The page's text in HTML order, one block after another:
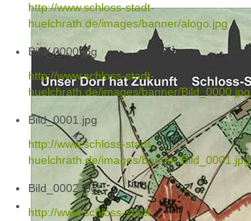
http://www.schloss-stadt-
huelchrath.de/images/banner/alogo.jpg
Bild_0000.jpg
http://www.schloss-stadt-
huelchrath.de/images/banner/Bild_0000.jpg
Bild_0001.jpg
http://www.schloss-stadt-
huelchrath.de/images/banner/Bild_0001.jpg
Bild_0002.jpg
http://www.schloss-stadt-